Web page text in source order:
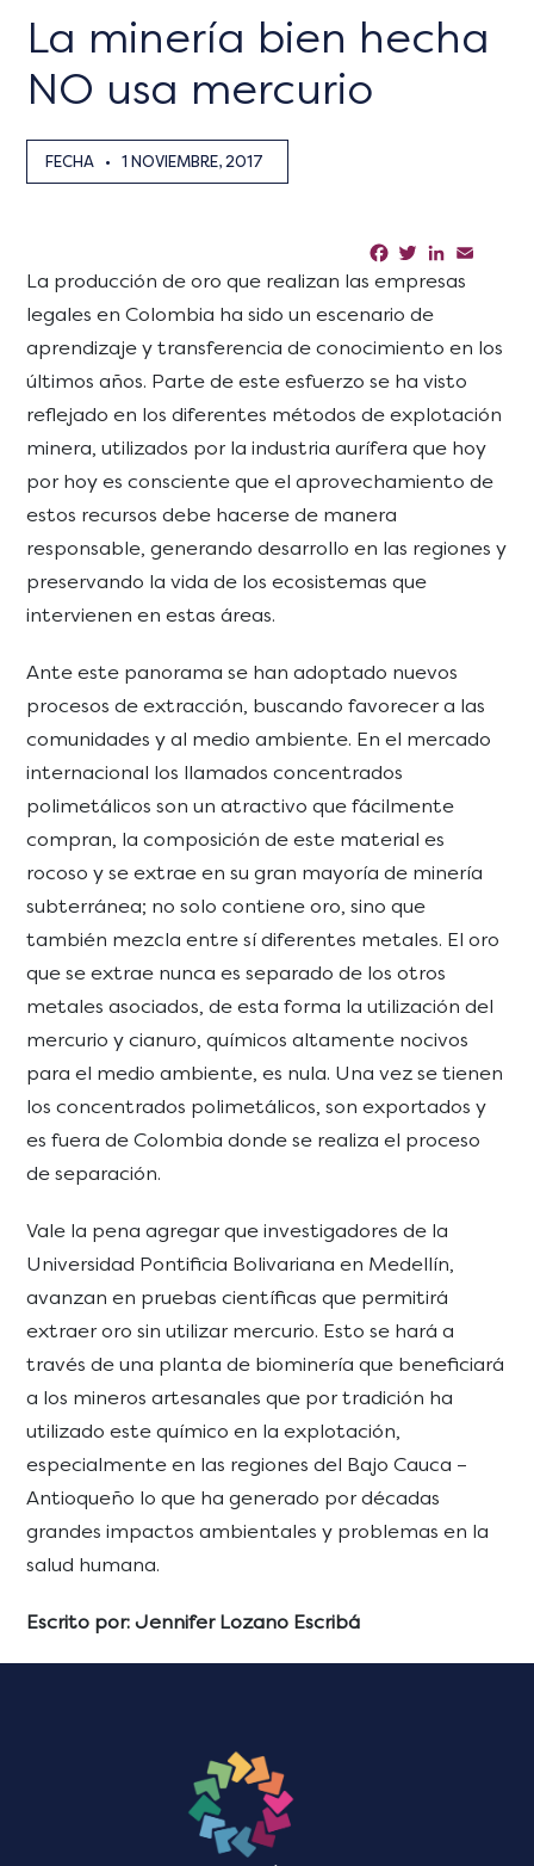
La minería bien hecha
NO usa mercurio
FECHA • 1 NOVIEMBRE, 2017
Facebook
TwitterLinkedIn
La producción de oro que realizan las empresas
legales en Colombia ha sido un escenario de
aprendizaje y transferencia de conocimiento en los
últimos años. Parte de este esfuerzo se ha visto
reflejado en los diferentes métodos de explotación
minera, utilizados por la industria aurífera que hoy
por hoy es consciente que el aprovechamiento de
estos recursos debe hacerse de manera
responsable, generando desarrollo en las regiones y
preservando la vida de los ecosistemas que
intervienen en estas áreas.
Ante este panorama se han adoptado nuevos
procesos de extracción, buscando favorecer a las
comunidades y al medio ambiente. En el mercado
internacional los llamados concentrados
polimetálicos son un atractivo que fácilmente
compran, la composición de este material es
rocoso y se extrae en su gran mayoría de minería
subterránea; no solo contiene oro, sino que
también mezcla entre sí diferentes metales. El oro
que se extrae nunca es separado de los otros
metales asociados, de esta forma la utilización del
mercurio y cianuro, químicos altamente nocivos
para el medio ambiente, es nula. Una vez se tienen
los concentrados polimetálicos, son exportados y
es fuera de Colombia donde se realiza el proceso
de separación.
Vale la pena agregar que investigadores de la
Universidad Pontificia Bolivariana en Medellín,
avanzan en pruebas científicas que permitirá
extraer oro sin utilizar mercurio. Esto se hará a
través de una planta de biominería que beneficiará
a los mineros artesanales que por tradición ha
utilizado este químico en la explotación,
especialmente en las regiones del Bajo Cauca –
Antioqueño lo que ha generado por décadas
grandes impactos ambientales y problemas en la
salud humana.
Escrito por: Jennifer Lozano Escribá